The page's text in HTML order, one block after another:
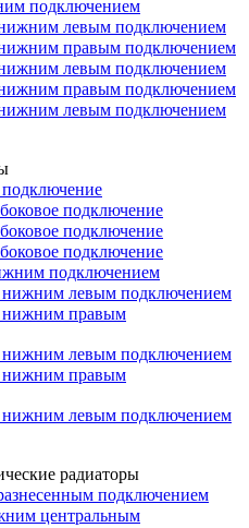
подключением
левым подключением
нижним правым подключением
левым подключением
нижним правым подключением
левым подключением
подключение
подключение
подключение
подключением
нижним левым подключением
нижним правым
нижним левым подключением
нижним правым
нижним левым подключением
радиаторы
подключением
центральным